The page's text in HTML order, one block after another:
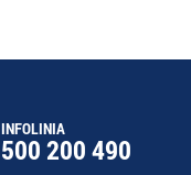
INFOLINIA
500 200 490